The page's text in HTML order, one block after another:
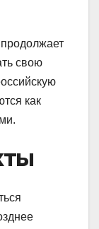
свою
как